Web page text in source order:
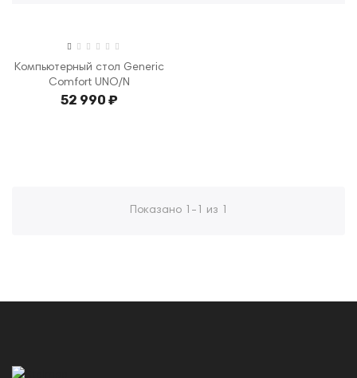
Компьютерный стол Generic
Comfort UNO/N
52 990 ₽
Показано 1-1 из 1